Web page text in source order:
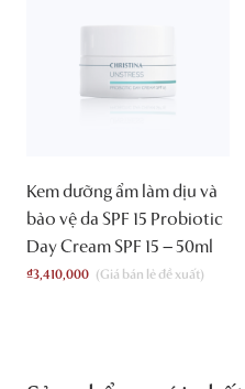
Kem dưỡng ẩm làm dịu và
bảo vệ da SPF 15 Probiotic
Day Cream SPF 15 – 50ml
₫3,410,000